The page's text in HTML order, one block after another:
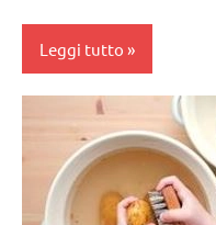
TUTTI GLI
ARTICOLI
VITA
PRATICA
Leggi tutto
dell'ambiente
dai
3 ai